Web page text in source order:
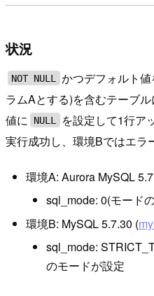
状況
NOT NULL かつデフォルト
ラムAとする)を含むテーブ
値に
NULL
を設定して1行ア
実行成功し、環境Bではエラ
環境A: Aurora MySQL
sql_mode: 0(モード
環境B: MySQL 5.7.30 (
sql_mode:
のモードが設定